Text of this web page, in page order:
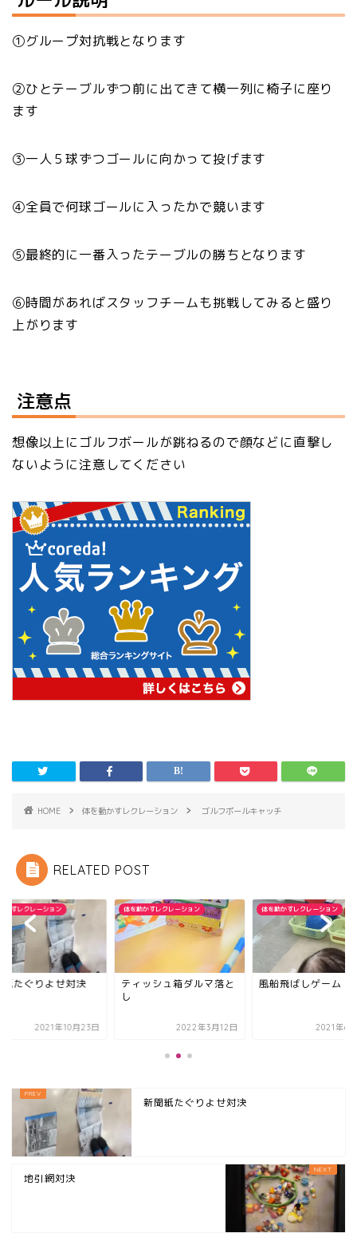
①グループ対抗戦となります
②ひとテーブルずつ前に出てきて横一列に椅子に座り
ます
③一人５球ずつゴールに向かって投げます
④全員で何球ゴールに入ったかで競います
⑤最終的に一番入ったテーブルの勝ちとなります
⑥時間があればスタッフチームも挑戦してみると盛り
上がります
注意点
想像以上にゴルフボールが跳ねるので顔などに直撃し
ないように注意してください
HOME 体を動かすレクレーション ゴルフボールキャッチ
RELATED POST
かすレクレーション
紙たぐりよせ対決
2021年10月23日
体を動かすレクレーション
ティッシュ箱ダルマ落と
し
2022年3月12日
体を動かすレクレーション
風船飛ばしゲーム
2021年6
新聞紙たぐりよせ対決
地引網対決